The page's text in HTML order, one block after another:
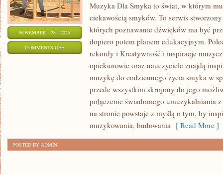
NOVEMBER - 28 - 2025
COMMENTS OFFON
Muzyka Dla Smyka to świat, w którym
ciekawością smyków. To serwis
których poznawanie dźwięków ma być
dopiero potem planem edukacyjnym.
rekordy i Kreatywność i inspiracje
opiekunowie oraz nauczyciele znajdą
muzykę do codziennego życia smyka w
przede wszystkim skrojony do jego
połączenie świadomego umuzykalniania
na stronie powstaje z myślą o tym, by
muzykowania, budowania [ Read More ]
POSTED BY ADMIN